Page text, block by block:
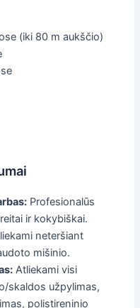
(iki 80 m aukščio)
Profesionalūs
ir kokybiškai.
neteršiant
mišinio.
Atliekami visi
skaldos užpylimas,
polistireninio